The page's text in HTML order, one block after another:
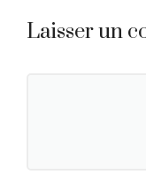
Laisser un